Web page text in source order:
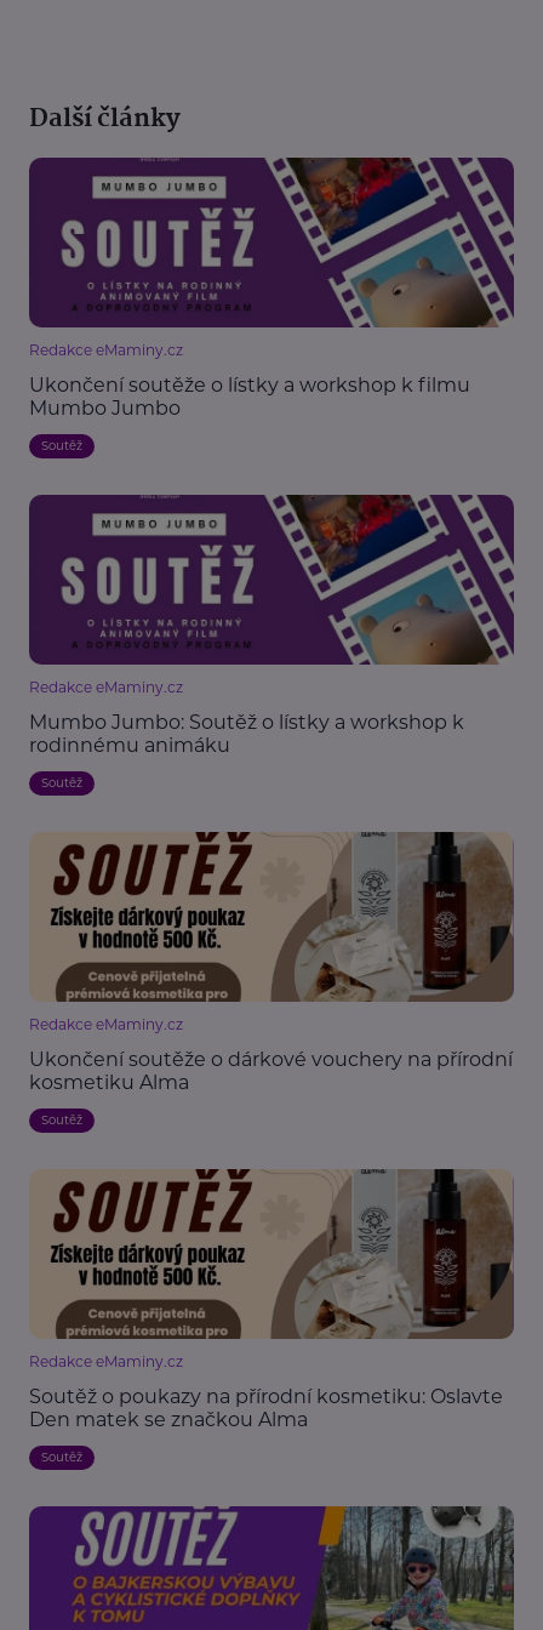
Další články
Redakce eMaminy.cz
Ukončení soutěže o lístky a workshop k filmu
Mumbo Jumbo
Soutěž
Redakce eMaminy.cz
Mumbo Jumbo: Soutěž o lístky a workshop k
rodinnému animáku
Soutěž
Redakce eMaminy.cz
Ukončení soutěže o dárkové vouchery na přírodní
kosmetiku Alma
Soutěž
Redakce eMaminy.cz
Soutěž o poukazy na přírodní kosmetiku: Oslavte
Den matek se značkou Alma
Soutěž